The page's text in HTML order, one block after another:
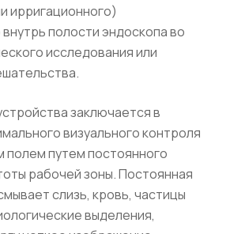
ирригационного)
полости эндоскопа во
исследования или
заключается в
визуального контроля
полем путем постоянного
рабочей зоны. Постоянная
слизь, кровь, частицы
выделения,